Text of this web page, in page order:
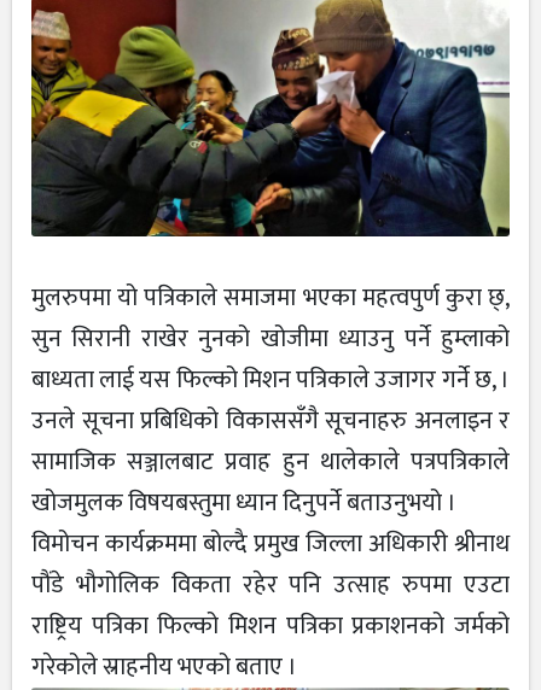
मुलरुपमा यो पत्रिकाले समाजमा भएका महत्वपुर्ण कुरा छ्,
सुन सिरानी राखेर नुनको खोजीमा ध्याउनु पर्ने हुम्लाको
बाध्यता लाई यस फिल्को मिशन पत्रिकाले उजागर गर्ने छ, ।
उनले सूचना प्रबिधिको विकाससँगै सूचनाहरु अनलाइन र
सामाजिक सञ्जालबाट प्रवाह हुन थालेकाले पत्रपत्रिकाले
खोजमुलक विषयबस्तुमा ध्यान दिनुपर्ने बताउनुभयो ।
विमोचन कार्यक्रममा बोल्दै प्रमुख जिल्ला अधिकारी श्रीनाथ
पौंडे भौगोलिक विकता रहेर पनि उत्साह रुपमा एउटा
राष्ट्रिय पत्रिका फिल्को मिशन पत्रिका प्रकाशनको जर्मको
गरेकोले स्राहनीय भएको बताए ।